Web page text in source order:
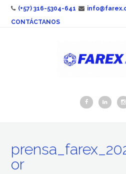
(+57) 316-5304-641
CONTÁCTANOS
or